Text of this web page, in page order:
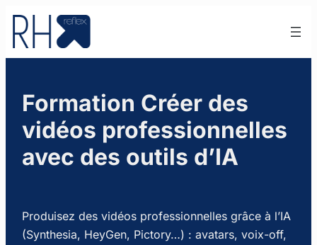
Aller
au
contenu
Formation Créer des
vidéos professionnelles
avec des outils d’IA
Produisez des vidéos professionnelles grâce à l’IA
(Synthesia, HeyGen, Pictory…) : avatars, voix-off,